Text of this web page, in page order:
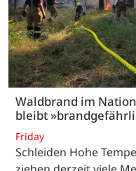
Waldbrand im
bleibt
Friday
Schleiden Hohe